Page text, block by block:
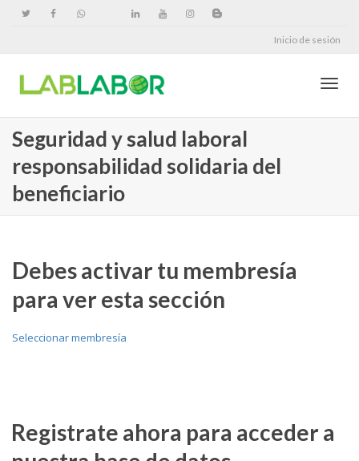
Inicio de sesión
Seguridad y salud laboral
responsabilidad solidaria del
beneficiario
Debes activar tu membresía
para ver esta sección
Seleccionar membresía
Registrate ahora para acceder a